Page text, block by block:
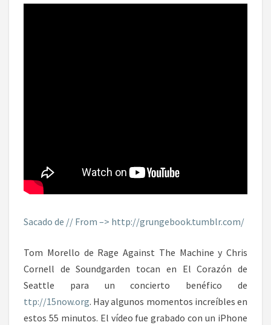
Sacado de // From –> http://grungebook.tumblr.com/
Tom Morello de Rage Against The Machine y Chris
Cornell de Soundgarden tocan en El Corazón de
Seattle para un concierto benéfico de
ttp://15now.org. Hay algunos momentos increíbles en
estos 55 minutos. El vídeo fue grabado con un iPhone